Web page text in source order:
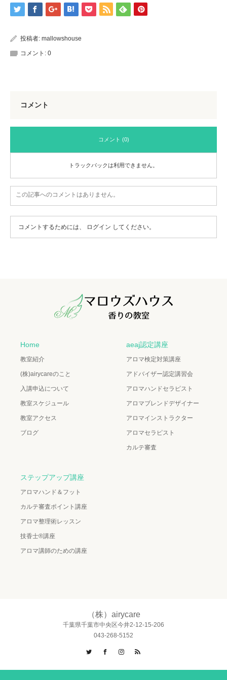
投稿者: mallowshouse
コメント: 0
コメント
コメント (0)
トラックバックは利用できません。
この記事へのコメントはありません。
コメントするためには、 ログイン してください。
Home
教室紹介
(株)airycareのこと
入講申込について
教室スケジュール
教室アクセス
ブログ
aeaj認定講座
アロマ検定対策講座
アドバイザー認定講習会
アロマハンドセラピスト
アロマブレンドデザイナー
アロマインストラクター
アロマセラピスト
カルテ審査
ステップアップ講座
アロマハンド＆フット
カルテ審査ポイント講座
アロマ整理術レッスン
技香士®講座
アロマ講師のための講座
（株）airycare
千葉県千葉市中央区今井2-12-15-206
043-268-5152
Twitter
FacebookInstagram